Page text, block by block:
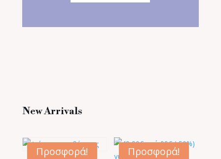
New Arrivals
Προσφορά!
Προσφορά!